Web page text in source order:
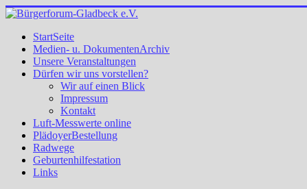
StartSeite
Medien- u. DokumentenArchiv
Unsere Veranstaltungen
Dürfen wir uns vorstellen?
Wir auf einen Blick
Impressum
Kontakt
Luft-Messwerte online
PlädoyerBestellung
Radwege
Geburtenhilfestation
Links